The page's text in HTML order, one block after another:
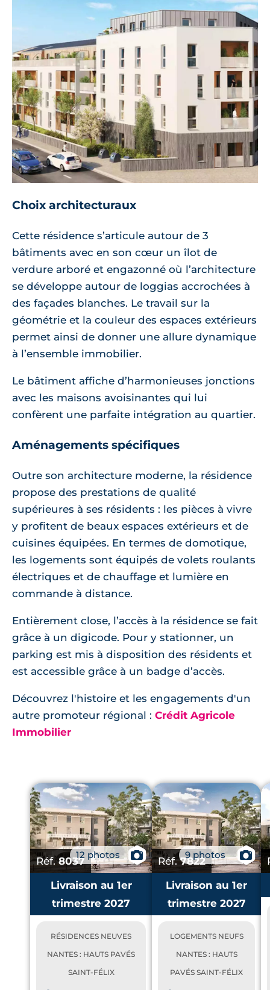
Choix architecturaux
Cette résidence s’articule autour de 3
bâtiments avec en son cœur un îlot de
verdure arboré et engazonné où l’architecture
se développe autour de loggias accrochées à
des façades blanches. Le travail sur la
géométrie et la couleur des espaces extérieurs
permet ainsi de donner une allure dynamique
à l’ensemble immobilier.
Le bâtiment affiche d’harmonieuses jonctions
avec les maisons avoisinantes qui lui
confèrent une parfaite intégration au quartier.
Aménagements spécifiques
Outre son architecture moderne, la résidence
propose des prestations de qualité
supérieures à ses résidents : les pièces à vivre
y profitent de beaux espaces extérieurs et de
cuisines équipées. En termes de domotique,
les logements sont équipés de volets roulants
électriques et de chauffage et lumière en
commande à distance.
Entièrement close, l’accès à la résidence se fait
grâce à un digicode. Pour y stationner, un
parking est mis à disposition des résidents et
est accessible grâce à un badge d’accès.
Découvrez l'histoire et les engagements d'un
autre promoteur régional : Crédit Agricole
Immobilier
Réf.8037
12 photos 📷
Livraison au 1er
trimestre 2027
RÉSIDENCES NEUVES
NANTES : HAUTS PAVÉS
SAINT-FÉLIX
Réf.7822
9 photos 📷
Livraison au 1er
trimestre 2027
LOGEMENTS NEUFS
NANTES : HAUTS
PAVÉS SAINT-FÉLIX